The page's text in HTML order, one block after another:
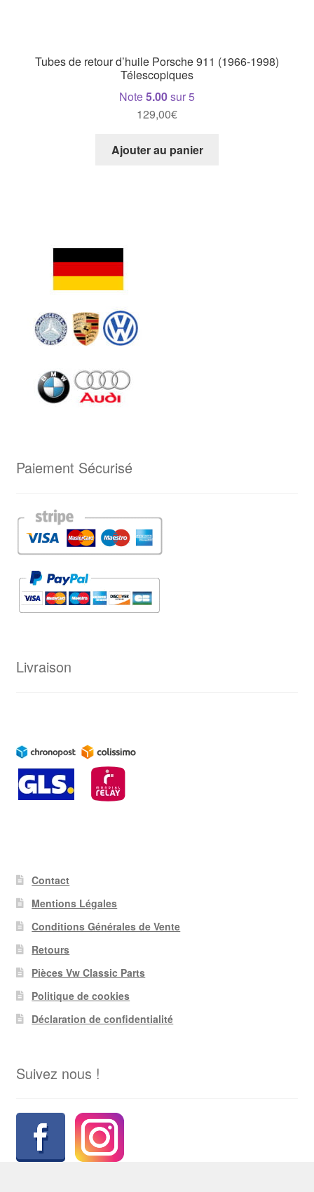
Tubes de retour d’huile Porsche 911 (1966-1998)
Télescopiques
Note5.00sur 5
129,00€
Ajouter au panier
Paiement Sécurisé
Livraison
Contact
Mentions Légales
Conditions Générales de Vente
Retours
Pièces Vw Classic Parts
Politique de cookies
Déclaration de confidentialité
Suivez nous !